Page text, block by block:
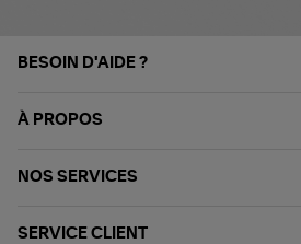
BESOIN D'AIDE ?
À PROPOS
NOS SERVICES
SERVICE CLIENT